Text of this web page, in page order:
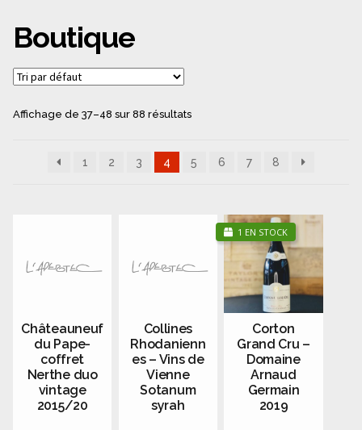
Contact
Menus
Mon compte
Boutique
Affichage de 37–48 sur 88 résultats
1 2 3 4 5 6 7 8
Châteauneuf
du Pape-
coffret
Nerthe duo
vintage
2015/20
Collines
Rhodanienn
es – Vins de
Vienne
Sotanum
syrah
Corton
Grand Cru –
Domaine
Arnaud
Germain
2019
1 EN STOCK